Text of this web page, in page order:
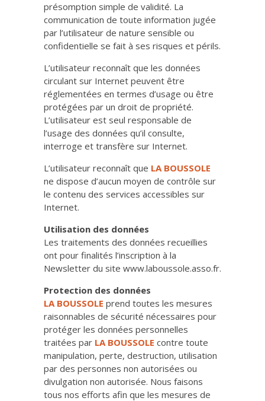
présomption simple de validité. La
communication de toute information jugée
par l’utilisateur de nature sensible ou
confidentielle se fait à ses risques et périls.
L’utilisateur reconnaît que les données
circulant sur Internet peuvent être
réglementées en termes d’usage ou être
protégées par un droit de propriété.
L’utilisateur est seul responsable de
l’usage des données qu’il consulte,
interroge et transfère sur Internet.
L’utilisateur reconnaît que LA BOUSSOLE
ne dispose d’aucun moyen de contrôle sur
le contenu des services accessibles sur
Internet.
Utilisation des données
Les traitements des données recueillies
ont pour finalités l’inscription à la
Newsletter du site www.laboussole.asso.fr.
Protection des données
LA BOUSSOLE prend toutes les mesures
raisonnables de sécurité nécessaires pour
protéger les données personnelles
traitées par LA BOUSSOLE contre toute
manipulation, perte, destruction, utilisation
par des personnes non autorisées ou
divulgation non autorisée. Nous faisons
tous nos efforts afin que les mesures de